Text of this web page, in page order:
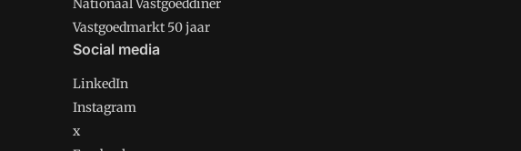
Nationaal Vastgoeddiner
Vastgoedmarkt 50 jaar
Social media
LinkedIn
Instagram
x